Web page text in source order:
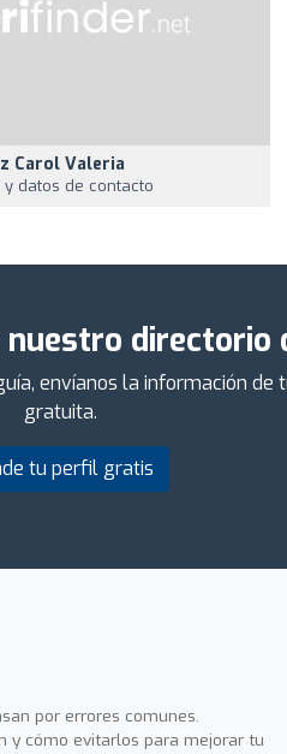
Carol Valeria
datos de contacto
directorio
envíanos la información
gratuita.
tu perfil gratis
por errores comunes.
y cómo evitarlos para mejorar tu